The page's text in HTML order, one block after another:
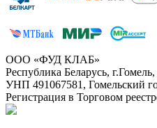
ООО «ФУД КЛАБ»
Республика Беларусь,
УНП 491067581, Гомельский
Регистрация в Торговом